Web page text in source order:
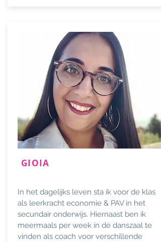
GIOIA
In het dagelijks leven sta ik voor de klas
als leerkracht economie & PAV in het
secundair onderwijs. Hiernaast ben ik
meermaals per week in de danszaal te
vinden als coach voor verschillende